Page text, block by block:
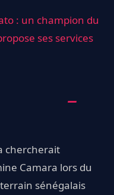
: un champion du
ses services
chercherait
Camara lors du
sénégalais